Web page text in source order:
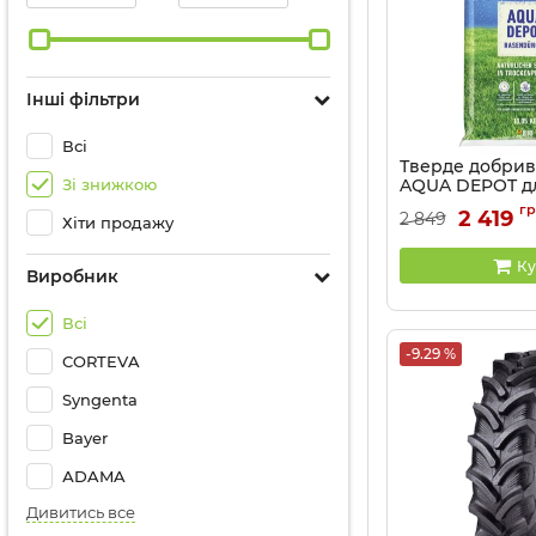
Інші фільтри
Всі
Зі знижкою
Хіти продажу
Виробник
Всі
CORTEVA
Syngenta
Bayer
АDAMA
Дивитись все
Тверде
AQUA DEPOT
Артикул: 4308
2 849 2 419
-9.29 %